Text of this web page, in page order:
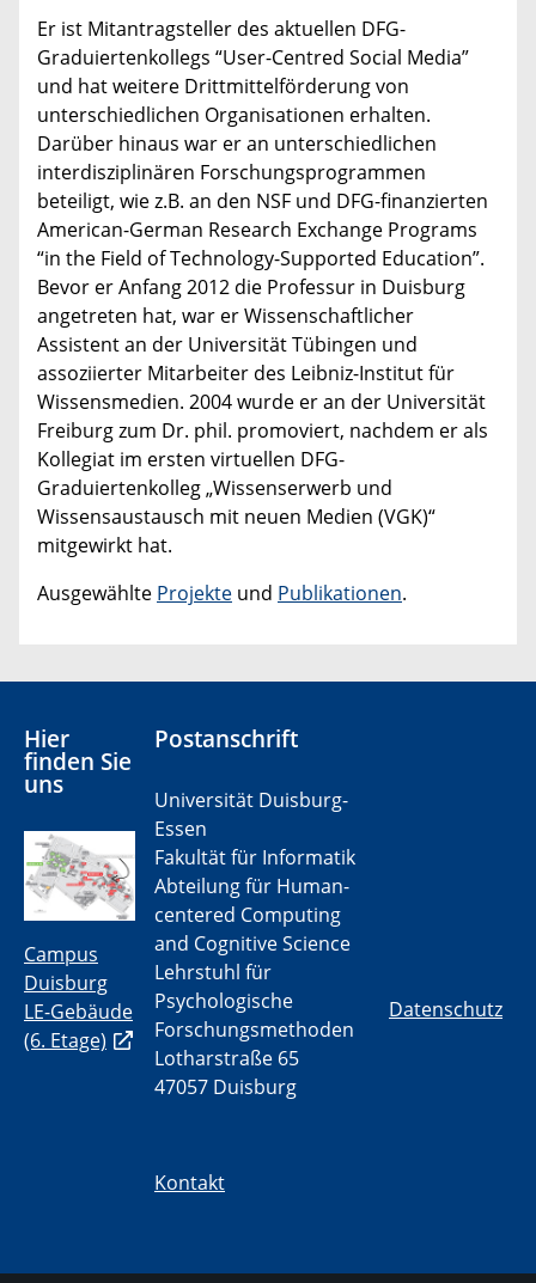
Er ist Mitantragsteller des aktuellen DFG-
Graduiertenkollegs “User-Centred Social Media”
und hat weitere Drittmittelförderung von
unterschiedlichen Organisationen erhalten.
Darüber hinaus war er an unterschiedlichen
interdisziplinären Forschungsprogrammen
beteiligt, wie z.B. an den NSF und DFG-finanzierten
American-German Research Exchange Programs
“in the Field of Technology-Supported Education”.
Bevor er Anfang 2012 die Professur in Duisburg
angetreten hat, war er Wissenschaftlicher
Assistent an der Universität Tübingen und
assoziierter Mitarbeiter des Leibniz-Institut für
Wissensmedien. 2004 wurde er an der Universität
Freiburg zum Dr. phil. promoviert, nachdem er als
Kollegiat im ersten virtuellen DFG-
Graduiertenkolleg „Wissenserwerb und
Wissensaustausch mit neuen Medien (VGK)“
mitgewirkt hat.
Ausgewählte Projekte und Publikationen.
Hier
finden Sie
uns
Campus
Duisburg
LE-Gebäude
(6. Etage)
Postanschrift
Universität Duisburg-
Essen
Fakultät für Informatik
Abteilung für Human-
centered Computing
and Cognitive Science
Lehrstuhl für
Psychologische
Forschungsmethoden
Lotharstraße 65
47057 Duisburg
Kontakt
Datenschutz